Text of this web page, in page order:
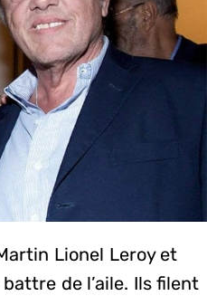
Lionel Leroy et
de l’aile. Ils filent